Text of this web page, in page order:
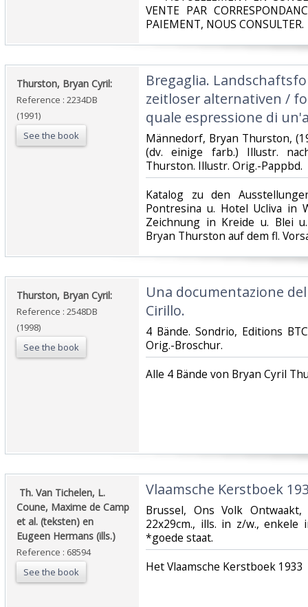
VENTE PAR
PAIEMENT, NOUS CONSULTER.‎
‎Thurston, Bryan Cyril:‎
Reference : 2234DB
(1991)
See the book
‎Bregaglia.
zeitloser alternativen /
quale espressione di
‎Männedorf, Bryan Thurston,
(dv. einige farb.) Illustr.
Thurston. Illustr. Orig.-Pappbd.‎
‎Katalog zu den
Pontresina u. Hotel Ucliva in
Zeichnung in Kreide u. Blei
Bryan Thurston auf dem fl.
‎Thurston, Bryan Cyril:‎
Reference : 2548DB
(1998)
See the book
‎Una documentazione
Cirillo.‎
‎4 Bände. Sondrio, Editions
Orig.-Broschur.‎
‎Alle 4 Bände von Bryan Cyril
‎ Th. Van Tichelen, L.
Coune, Maxime de Camp
et al. (teksten) en
Eugeen Hermans (ills.)‎
Reference : 68594
See the book
‎Vlaamsche Kerstboek
‎Brussel, Ons Volk
22x29cm., ills. in z/w.,
*goede staat.‎
‎Het Vlaamsche Kerstboek 1933‎